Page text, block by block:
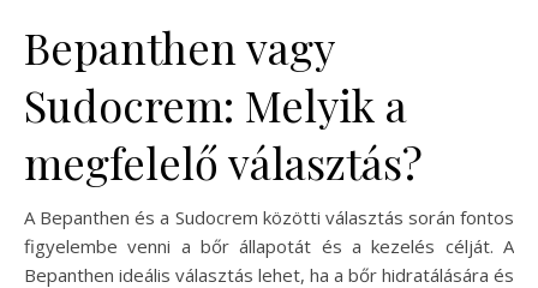
Bepanthen vagy
Sudocrem: Melyik a
megfelelő választás?
A Bepanthen és a Sudocrem közötti választás során fontos
figyelembe venni a bőr állapotát és a kezelés célját. A
Bepanthen ideális választás lehet, ha a bőr hidratálására és